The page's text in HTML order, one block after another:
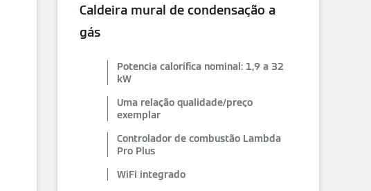
Caldeira mural de condensação a
gás
Potencia calorífica nominal: 1,9 a 32
kW
Uma relação qualidade/preço
exemplar
Controlador de combustão Lambda
Pro Plus
WiFi integrado